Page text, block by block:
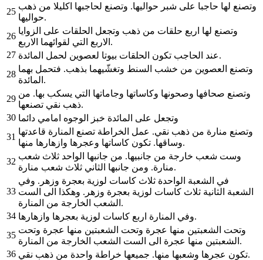
25
وتصنع لها حاجبا على شبر حواليها. وتصنع لحاجبها اكليلا من ذهب
حواليها.
26
وتصنع لها اربع حلقات من ذهب وتجعل الحلقات على الزوايا
الاربع التي لقوائهما الاربع.
27
عند الحاجب تكون الحلقات بيوتا لعصوين لحمل المائدة.
28
وتصنع العصوين من خشب السنط وتغشّيهما بذهب. فتحمل بهما
المائدة.
29
وتصنع صحافها وصحونها وكاساتها وجاماتها التي يسكب بها. من
ذهب نقي تصنعها.
30 وتجعل على المائدة خبز الوجوه امامي دائما
31
وتصنع منارة من ذهب نقي. عمل الخراطة تصنع المنارة قاعدتها
وساقها. تكون كاساتها وعجرها وازهارها منها.
32
وست شعب خارجة من جانبيها. من جانبها الواحد ثلاث شعب
منارة. ومن جانبها الثاني ثلاث شعب منارة.
33
في الشعبة الواحدة ثلاث كاسات لوزية بعجرة وزهر. وفي
الشعبة الثانية ثلاث كاسات لوزية بعجرة وزهر. وهكذا الى الست
الشعب الخارجة من المنارة.
34
وفي المنارة اربع كاسات لوزية بعجرها وازهارها.
35
وتحت الشعبتين منها عجرة وتحت الشعبتين منها عجرة وتحت
الشعبتين منها عجرة الى الست الشعب الخارجة من المنارة.
36
تكون عجرها وشعبها منها. جميعها خراطة واحدة من ذهب نقي.